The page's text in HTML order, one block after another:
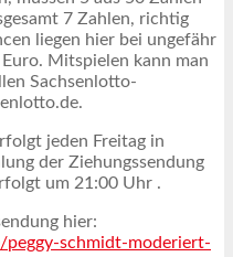
7 Zahlen, richtig
liegen hier bei ungefähr
Mitspielen kann man
Sachsenlotto-
jeden Freitag in
der Ziehungssendung
um 21:00 Uhr .
hier:
peggy-schmidt-moderiert-